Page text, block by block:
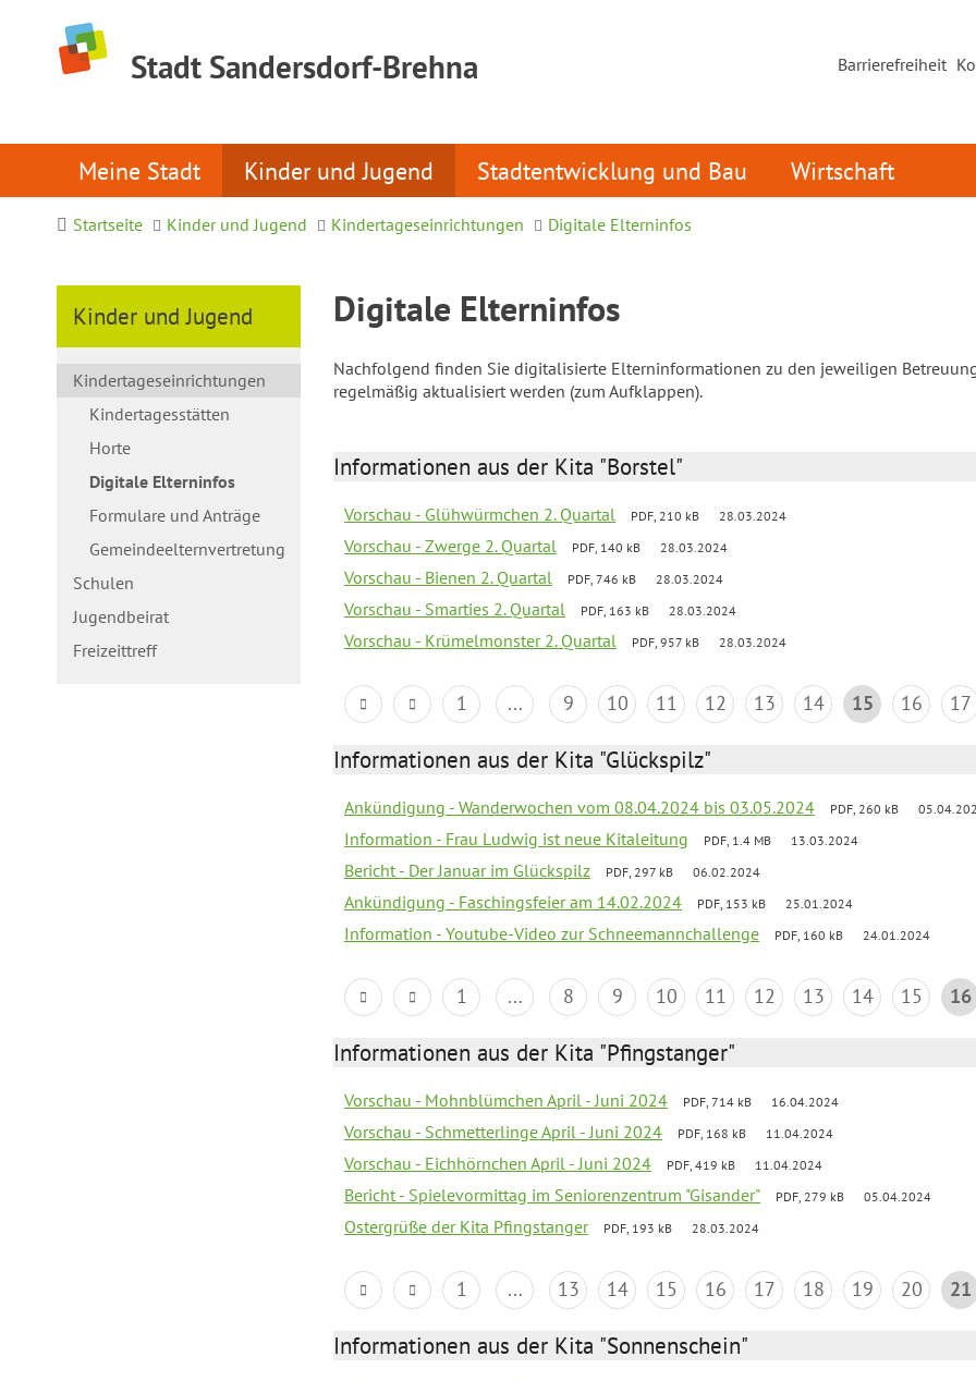
Stadt Sandersdorf-Brehna Barrierefreiheit
Meine Stadt Kinder und Jugend Stadtentwicklung und Bau Wirtschaft
Startseite Kinder und Jugend Kindertageseinrichtungen Digitale Elterninfos
Kinder und Jugend
Kindertageseinrichtungen
Kindertagesstätten
Horte
Digitale Elterninfos
Formulare und Anträge
Gemeindeelternvertretung
Schulen
Jugendbeirat
Freizeittreff
Digitale Elterninfos
Nachfolgend finden Sie digitalisierte Elterninformationen zu den jeweiligen
regelmäßig aktualisiert werden (zum Aufklappen).
Informationen aus der Kita "Borstel"
Vorschau - Glühwürmchen 2. Quartal PDF, 210 kB 28.03.2024
Vorschau - Zwerge 2. Quartal PDF, 140 kB 28.03.2024
Vorschau - Bienen 2. Quartal PDF, 746 kB 28.03.2024
Vorschau - Smarties 2. Quartal PDF, 163 kB 28.03.2024
Vorschau - Krümelmonster 2. Quartal PDF, 957 kB 28.03.2024
1 ... 9 10 11 12 13 14 15 16 17
Informationen aus der Kita "Glückspilz"
Ankündigung - Wanderwochen vom 08.04.2024 bis 03.05.2024 PDF, 260 kB
Information - Frau Ludwig ist neue Kitaleitung PDF, 1.4 MB 13.03.2024
Bericht - Der Januar im Glückspilz PDF, 297 kB 06.02.2024
Ankündigung - Faschingsfeier am 14.02.2024 PDF, 153 kB 25.01.2024
Information - Youtube-Video zur Schneemannchallenge PDF, 160 kB 24.01.2024
1 ... 8 9 10 11 12 13 14 15 16
Informationen aus der Kita "Pfingstanger"
Vorschau - Mohnblümchen April - Juni 2024 PDF, 714 kB 16.04.2024
Vorschau - Schmetterlinge April - Juni 2024 PDF, 168 kB 11.04.2024
Vorschau - Eichhörnchen April - Juni 2024 PDF, 419 kB 11.04.2024
Bericht - Spielevormittag im Seniorenzentrum "Gisander" PDF, 279 kB 05.04.2024
Ostergrüße der Kita Pfingstanger PDF, 193 kB 28.03.2024
1 ... 13 14 15 16 17 18 19 20 21
Informationen aus der Kita "Sonnenschein"